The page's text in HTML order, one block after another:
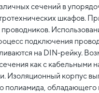
сечений в
шкафов.
подключения
на DIN-рейку.
как с кабельными
Изоляционный корпус
полиамида,